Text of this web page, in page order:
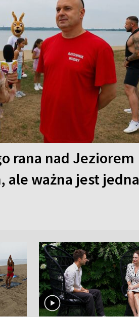
rana nad Jeziorem
ale ważna jest jedna